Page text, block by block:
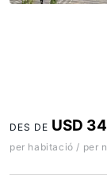
DES DE USD
per habitació / per